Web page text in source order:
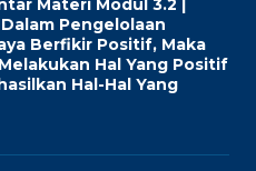
Materi Modul 3.2 |
Pengelolaan
Berfikir Positif, Maka
Hal Yang Positif
Hal-Hal Yang